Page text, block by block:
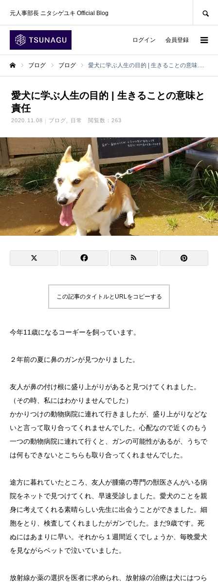
元人事部長 ニタシゲユキ Official Blog
ログイン 会員登録
ブログ ブログ 愛犬に学ぶ人生の目的 | 生きることの意味と責任
愛犬に学ぶ人生の目的 | 生きることの意味と
責任
2020.11.08 ブログ 日常 閲覧数：263
この記事のタイトルとURLをコピーする
今年11歳になるコーギーを飼っています。
２年前の夏に鼻のガンが見つかりました。
友人が鼻の付け根に盛り上がりがあると見つけてくれました。
（その時、私にはわかりませんでした）
かかりつけの動物病院に連れて行きましたが、盛り上がりなどな
いと言って取り合ってくれませんでした。心配なので近くのもう
一つの動物病院に連れて行くと、ガンの可能性があるが、うちで
は何もできないとこちらも取り合ってくれませんでした。
途方に暮れていたところ、友人が腫瘍の専門の獣医さんがいる病
院をネットで見つけてくれ、早速受診しました。愛犬のことを親
身に考えてくれる素晴らしい先生に出会うことができました。細
胞をとり、検査してくれましたがガンでした。まだ9歳です。死
ぬにはあまりに早い。それから１週間近くでしょうか、毎晩愛犬
を見ながらベットで泣いていました。
放射線か薬の選択を医者に求められ、放射線の治療は犬にはつら